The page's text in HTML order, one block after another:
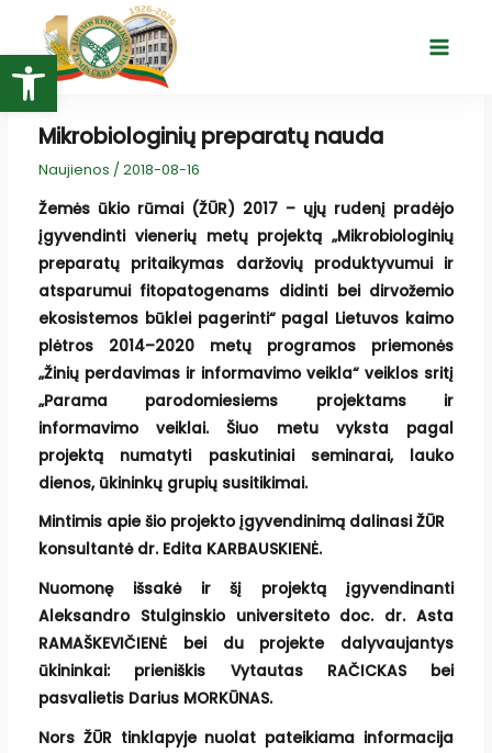
Open toolbar
turinio
Main
Mikrobiologinių preparatų nauda
Naujienos / 2018-08-16
Žemės ūkio rūmai (ŽŪR) 2017 – ųjų rudenį pradėjo
įgyvendinti vienerių metų projektą „Mikrobiologinių
preparatų pritaikymas daržovių produktyvumui ir
atsparumui fitopatogenams didinti bei dirvožemio
ekosistemos būklei pagerinti“ pagal Lietuvos kaimo
plėtros 2014–2020 metų programos priemonės
„Žinių perdavimas ir informavimo veikla“ veiklos sritį
„Parama parodomiesiems projektams ir
informavimo veiklai.Šiuo metu vyksta pagal
projektą numatyti paskutiniai seminarai, lauko
dienos, ūkininkų grupių susitikimai.
Mintimis apie šio projekto įgyvendinimą dalinasi ŽŪR
konsultantė dr. Edita KARBAUSKIENĖ.
Nuomonę išsakė ir šį projektą įgyvendinanti
Aleksandro Stulginskio universiteto doc. dr. Asta
RAMAŠKEVIČIENĖ bei du projekte dalyvaujantys
ūkininkai: prieniškis Vytautas RAČICKAS bei
pasvalietis Darius MORKŪNAS.
Nors ŽŪR tinklapyje nuolat pateikiama informacija